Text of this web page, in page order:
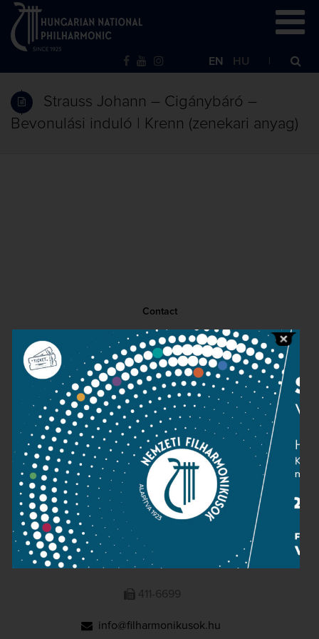
EN HU
Strauss Johann – Cigánybáró –
Bevonulási induló | Krenn (zenekari anyag)
Contact
Public information
Press room
Terms and privacy
Imprint
NATIONAL PHILHARMONIC
1095 Budapest, Komor Marcell u. 1. (Müpa)
411-6600
411-6699
info@filharmonikusok.hu